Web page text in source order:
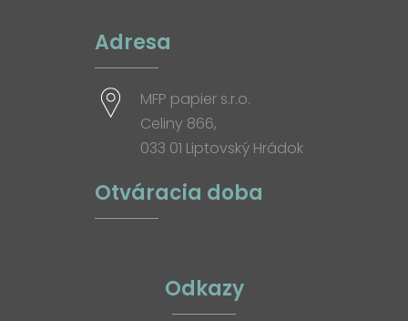
Adresa
MFP papier s.r.o.
Celiny 866,
033 01 Liptovský Hrádok
Otváracia doba
Odkazy